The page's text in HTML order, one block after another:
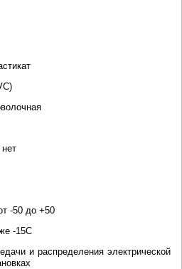
-50 до +50
-15С
и распределения электрической